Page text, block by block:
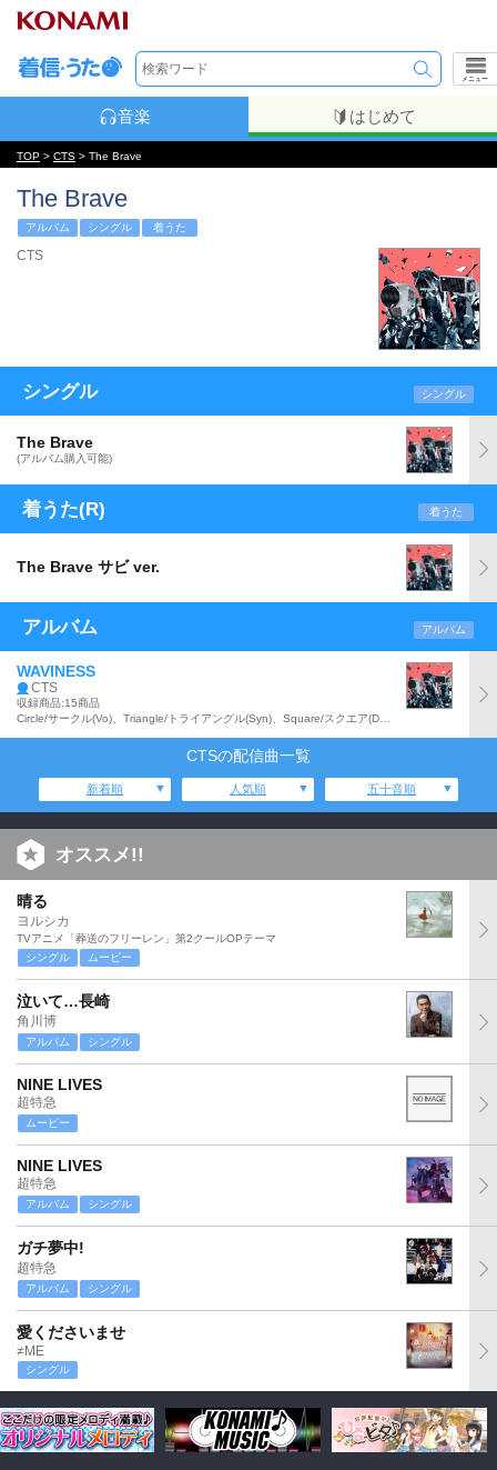
メニュー
音楽 はじめて
TOP > CTS > The Brave
The Brave
アルバム シングル 着うた
CTS
シングル シングル
The Brave
(アルバム購入可能)
着うた(R) 着うた
The Brave サビ ver.
アルバム アルバム
WAVINESS
CTS
収録商品:15商品
CTSの配信曲一覧
新着順 人気順 五十音順
オススメ!!
晴る
ヨルシカ
TVアニメ「葬送のフリーレン」第2クールOPテーマ
シングル
ムービー
泣いて…長崎
角川博
アルバム シングル
NINE LIVES
超特急
ムービー
NINE LIVES
超特急
アルバム シングル
ガチ夢中!
超特急
アルバム シングル
愛くださいませ
≠ME
シングル